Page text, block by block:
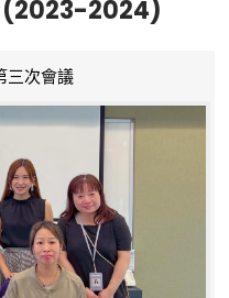
(2023-2024)
三次會議